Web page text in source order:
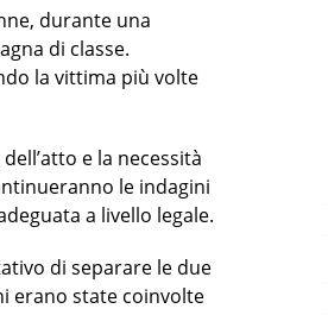
durante una
di classe.
la vittima più volte
e la necessità
le indagini
a livello legale.
di separare le due
erano state coinvolte